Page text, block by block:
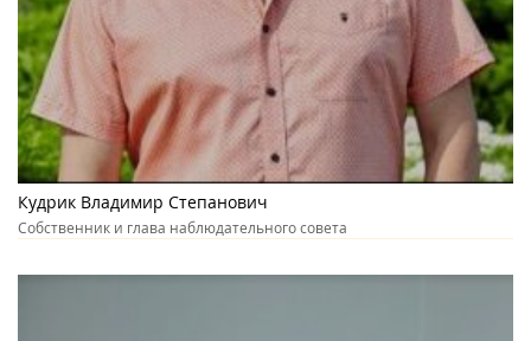
Кудрик Владимир Степанович
Собственник и глава наблюдательного совета